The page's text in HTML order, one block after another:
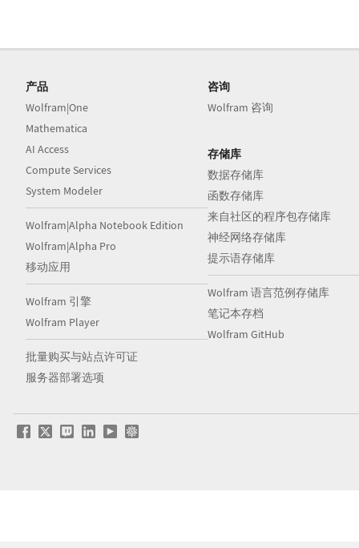
产品
Wolfram|One
Mathematica
AI Access
Compute Services
System Modeler
Wolfram|Alpha Notebook Edition
Wolfram|Alpha Pro
移动应用
Wolfram 引擎
Wolfram Player
批量购买与站点许可证
服务器部署选项
咨询
Wolfram 咨询
存储库
数据存储库
函数存储库
来自社区的程序包存储库
神经网络存储库
提示语存储库
Wolfram 语言范例存储库
笔记本存档
Wolfram GitHub